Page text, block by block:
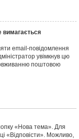
вимагається
email-повідомлення
увімкнув цю
поштовою
«Нова тема». Для
«Відповісти». Можливо,